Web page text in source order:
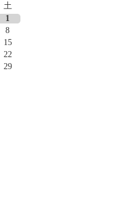
土
1
8
15
22
29